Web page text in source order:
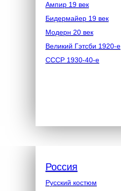
Ампир 19 век
Бидермайер 19 век
Модерн 20 век
Великий Гэтсби 1920-е
СССР 1930-40-е
Русский костюм
Россия